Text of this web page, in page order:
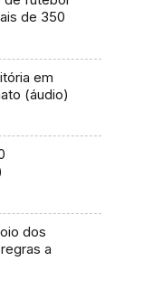
de 350
em
(áudio)
dos
a